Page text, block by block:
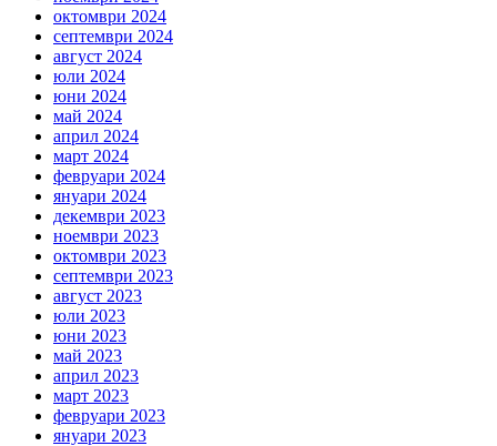
октомври 2024
септември 2024
август 2024
юли 2024
юни 2024
май 2024
април 2024
март 2024
февруари 2024
януари 2024
декември 2023
ноември 2023
октомври 2023
септември 2023
август 2023
юли 2023
юни 2023
май 2023
април 2023
март 2023
февруари 2023
януари 2023